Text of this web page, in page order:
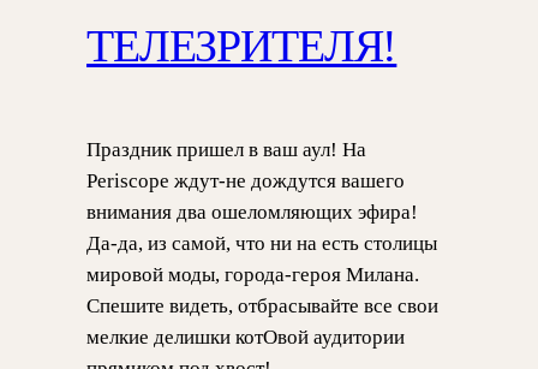
ТЕЛЕЗРИТЕЛЯ!
Праздник пришел в ваш аул! На
Periscope ждут-не дождутся вашего
внимания два ошеломляющих эфира!
Да-да, из самой, что ни на есть столицы
мировой моды, города-героя Милана.
Спешите видеть, отбрасывайте все свои
мелкие делишки котОвой аудитории